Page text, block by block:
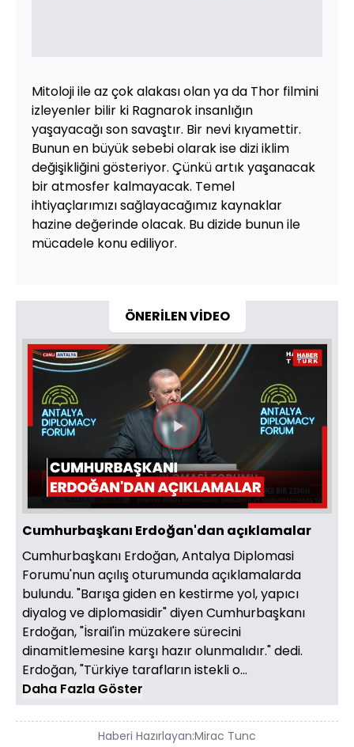
Mitoloji ile az çok alakası olan ya da Thor filmini
izleyenler bilir ki Ragnarok insanlığın
yaşayacağı son savaştır. Bir nevi kıyamettir.
Bunun en büyük sebebi olarak ise dizi iklim
değişikliğini gösteriyor. Çünkü artık yaşanacak
bir atmosfer kalmayacak. Temel
ihtiyaçlarımızı sağlayacağımız kaynaklar
hazine değerinde olacak. Bu dizide bunun ile
mücadele konu ediliyor.
ÖNERİLEN VİDEO
Videoyu
Oynat
Cumhurbaşkanı Erdoğan'dan açıklamalar
Cumhurbaşkanı Erdoğan, Antalya Diplomasi
Forumu'nun açılış oturumunda açıklamalarda
bulundu. "Barışa giden en kestirme yol, yapıcı
diyalog ve diplomasidir" diyen Cumhurbaşkanı
Erdoğan, "İsrail'in müzakere sürecini
dinamitlemesine karşı hazır olunmalıdır." dedi.
Erdoğan, "Türkiye tarafların istekli o...
Daha Fazla Göster
Haberi Hazırlayan:Mirac Tunc